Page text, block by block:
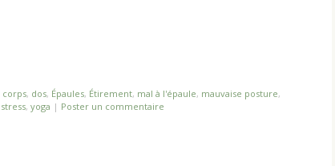
corps, dos, Épaules, Étirement, mal à l'épaule, mauvaise posture,
stress, yoga | Poster un commentaire